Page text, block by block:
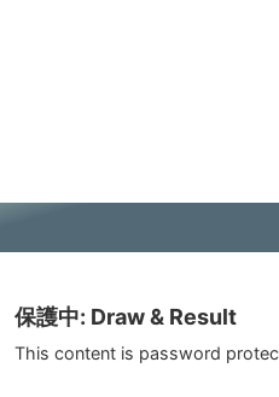
保護中: Draw & Result
This content is password